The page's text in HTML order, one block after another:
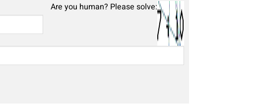
Are you human? Please solve: